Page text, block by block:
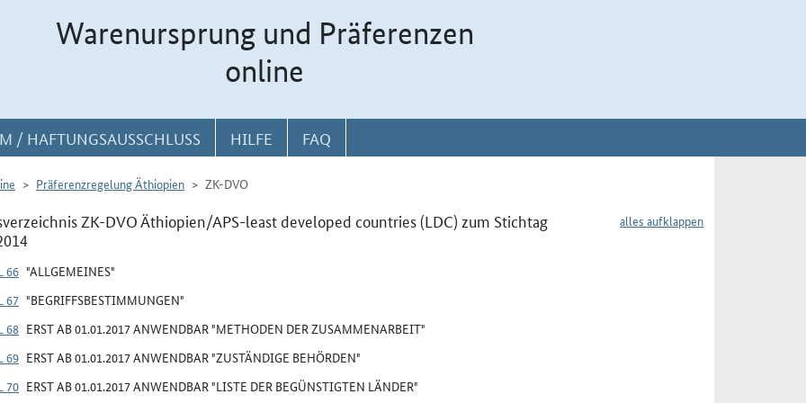
Warenursprung und Präferenzen
online
/ HAFTUNGSAUSSCHLUSS HILFE FAQ
Präferenzregelung Äthiopien ZK-DVO
alles aufklappen
ZK-DVO Äthiopien/APS-least developed countries (LDC) zum Stichtag
66 "ALLGEMEINES"
67 "BEGRIFFSBESTIMMUNGEN"
68 ERST AB 01.01.2017 ANWENDBAR "METHODEN DER ZUSAMMENARBEIT"
69 ERST AB 01.01.2017 ANWENDBAR "ZUSTÄNDIGE BEHÖRDEN"
70 ERST AB 01.01.2017 ANWENDBAR "LISTE DER BEGÜNSTIGTEN LÄNDER"